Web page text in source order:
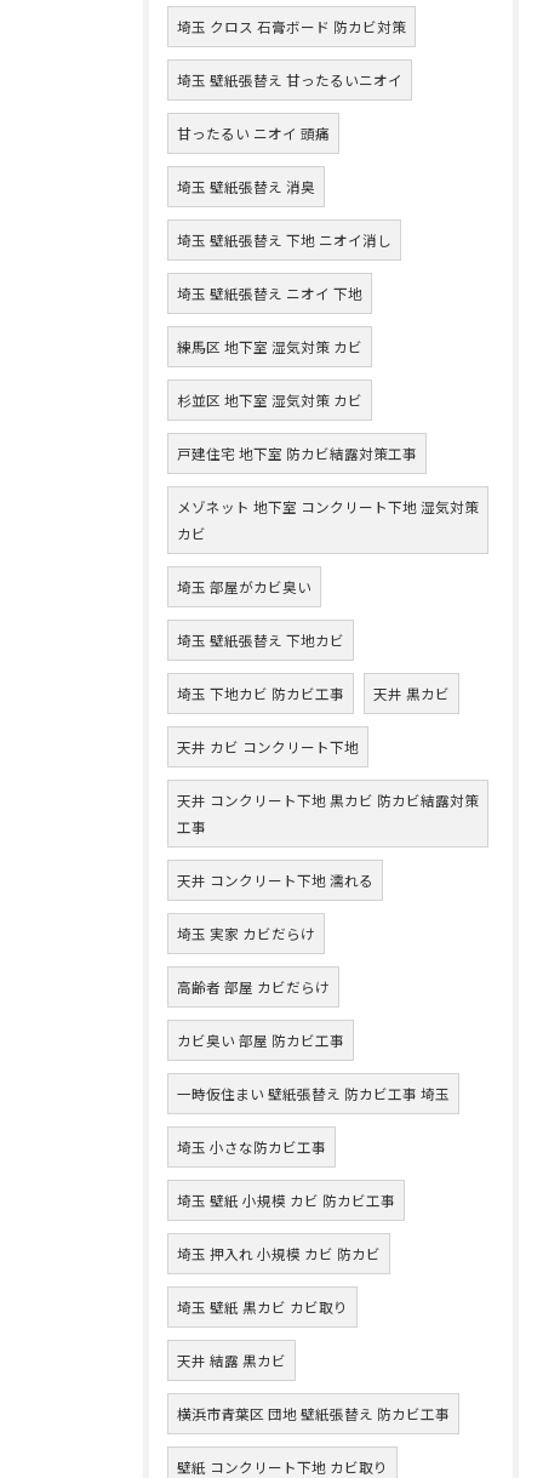
埼玉 クロス 石膏ボード 防カビ対策
埼玉 壁紙張替え 甘ったるいニオイ
甘ったるい ニオイ 頭痛
埼玉 壁紙張替え 消臭
埼玉 壁紙張替え 下地 ニオイ消し
埼玉 壁紙張替え ニオイ 下地
練馬区 地下室 湿気対策 カビ
杉並区 地下室 湿気対策 カビ
戸建住宅 地下室 防カビ結露対策工事
メゾネット 地下室 コンクリート下地 湿気対策
カビ
埼玉 部屋がカビ臭い
埼玉 壁紙張替え 下地カビ
埼玉 下地カビ 防カビ工事 天井 黒カビ
天井 カビ コンクリート下地
天井 コンクリート下地 黒カビ 防カビ結露対策
工事
天井 コンクリート下地 濡れる
埼玉 実家 カビだらけ
高齢者 部屋 カビだらけ
カビ臭い 部屋 防カビ工事
一時仮住まい 壁紙張替え 防カビ工事 埼玉
埼玉 小さな防カビ工事
埼玉 壁紙 小規模 カビ 防カビ工事
埼玉 押入れ 小規模 カビ 防カビ
埼玉 壁紙 黒カビ カビ取り
天井 結露 黒カビ
横浜市青葉区 団地 壁紙張替え 防カビ工事
壁紙 コンクリート下地 カビ取り